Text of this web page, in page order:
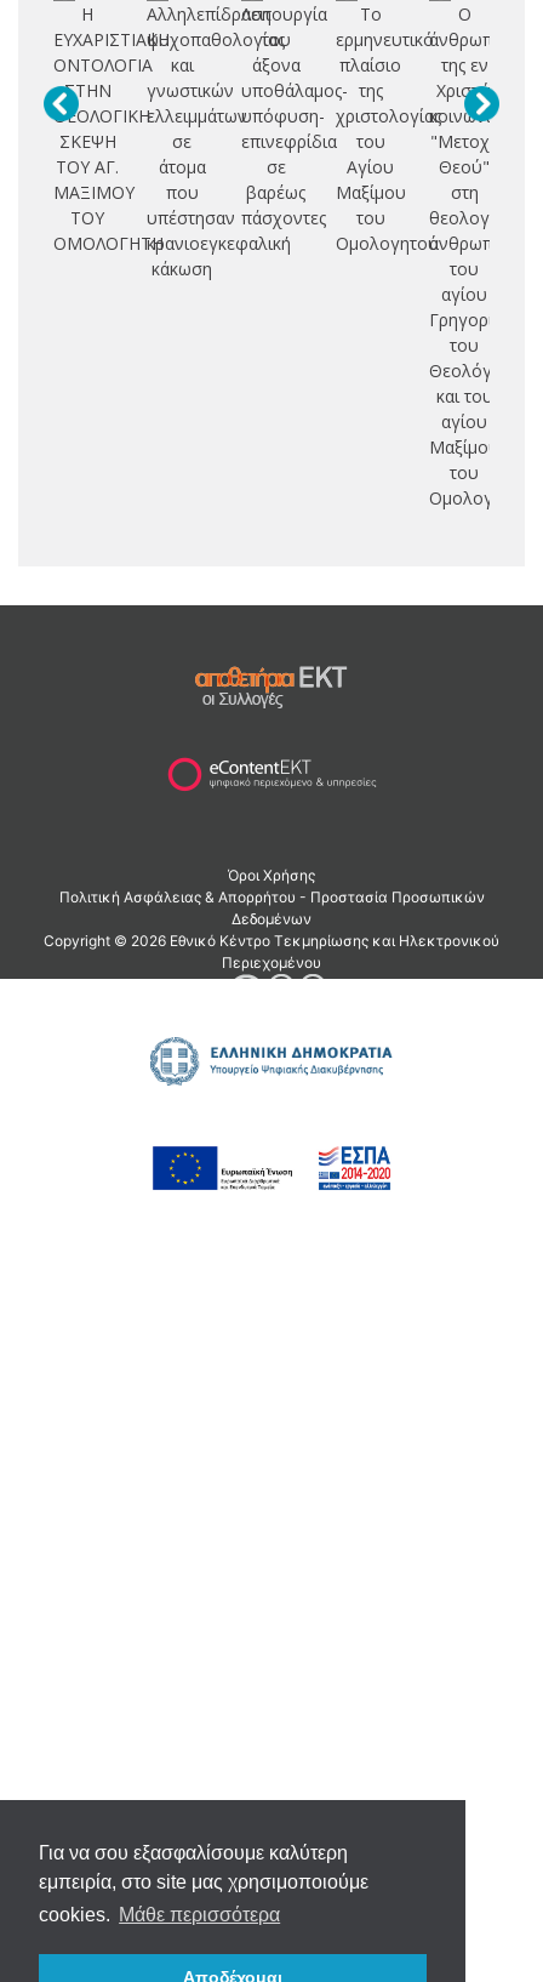
Για να σου εξασφαλίσουμε καλύτερη
εμπειρία, στο site μας χρησιμοποιούμε
cookies. Μάθε περισσότερα
Αποδέχομαι
Η
ΕΥΧΑΡΙΣΤΙΑΚΗ
ΟΝΤΟΛΟΓΙΑ
ΣΤΗΝ
ΘΕΟΛΟΓΙΚΗ
ΣΚΕΨΗ
ΤΟΥ ΑΓ.
ΜΑΞΙΜΟΥ
ΤΟΥ
ΟΜΟΛΟΓΗΤΗ
Αλληλεπίδραση
ψυχοπαθολογίας
και
γνωστικών
ελλειμμάτων
σε
άτομα
που
υπέστησαν
κρανιοεγκεφαλική
κάκωση
Λειτουργία
του
άξονα
υποθάλαμος-
υπόφυση-
επινεφρίδια
σε
βαρέως
πάσχοντες
Το
ερμηνευτικό
πλαίσιο
της
χριστολογίας
του
Αγίου
Μαξίμου
του
Ομολογητού
Ο
άνθρωπος
της εν
Χριστώ
κοινωνίας.:
"Μετοχή
Θεού"
στη
θεολογική
του
αγίου
Γρηγορίου
του
Θεολόγου
και του
αγίου
Μαξίμου
του
Ομολογητού.